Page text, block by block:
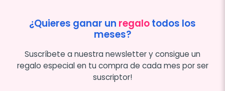
¿Quieres ganar un regalotodos los
meses?
Suscríbete a nuestra newsletter y consigue un
regalo especial en tu compra de cada mes por ser
suscriptor!